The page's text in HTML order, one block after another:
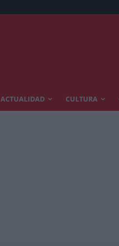
ACTUALIDAD CULTURA